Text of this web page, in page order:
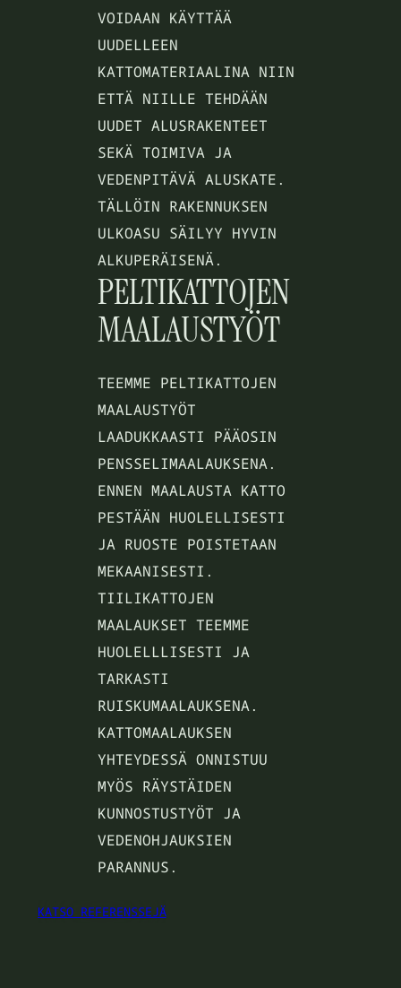
VOIDAAN KÄYTTÄÄ
UUDELLEEN
KATTOMATERIAALINA NIIN
ETTÄ NIILLE TEHDÄÄN
UUDET ALUSRAKENTEET
SEKÄ TOIMIVA JA
VEDENPITÄVÄ ALUSKATE.
TÄLLÖIN RAKENNUKSEN
ULKOASU SÄILYY HYVIN
ALKUPERÄISENÄ.
PELTIKATTOJEN
MAALAUSTYÖT
TEEMME PELTIKATTOJEN
MAALAUSTYÖT
LAADUKKAASTI PÄÄOSIN
PENSSELIMAALAUKSENA.
ENNEN MAALAUSTA KATTO
PESTÄÄN HUOLELLISESTI
JA RUOSTE POISTETAAN
MEKAANISESTI.
TIILIKATTOJEN
MAALAUKSET TEEMME
HUOLELLLISESTI JA
TARKASTI
RUISKUMAALAUKSENA.
KATTOMAALAUKSEN
YHTEYDESSÄ ONNISTUU
MYÖS RÄYSTÄIDEN
KUNNOSTUSTYÖT JA
VEDENOHJAUKSIEN
PARANNUS.
KATSO REFERENSSEJÄ